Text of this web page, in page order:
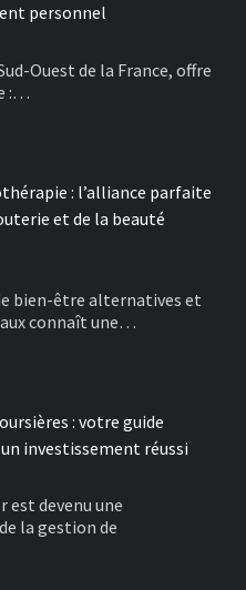
personnel
Ouest de la France, offre
:…
: l’alliance parfaite
et de la beauté
bien-être alternatives et
connaît une…
: votre guide
investissement réussi
est devenu une
la gestion de